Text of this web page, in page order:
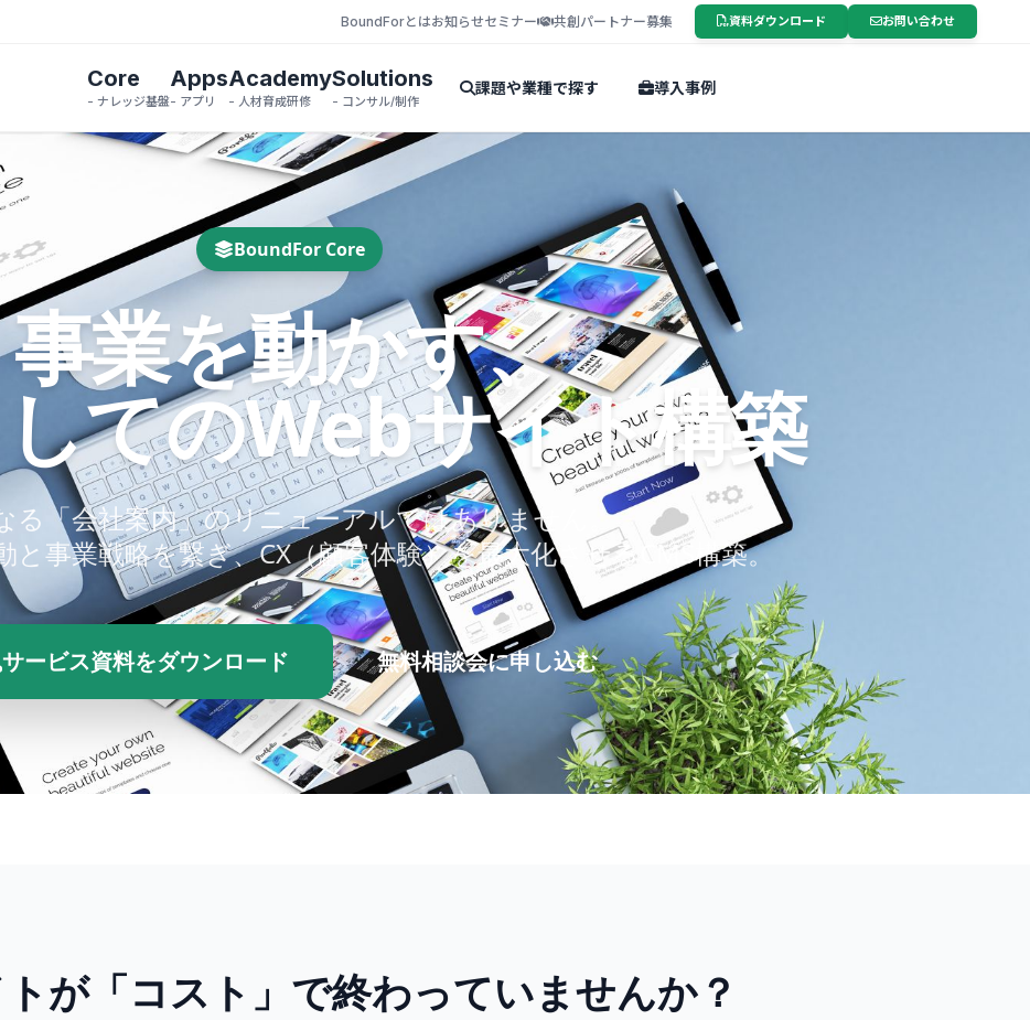
BoundForとはお知らせセミナー 共創パートナー募集 資料ダウンロード お問い合わせ
Core
- ナレッジ基盤
Apps
- アプリ
Academy
- 人材育成研修
Solutions
- コンサル/制作
課題や業種で探す 導入事例
BoundFor Core
事業を動かす、
てのWebサイト構築
る「会社案内」のリニューアルではありません。
と事業戦略を繋ぎ、CX（顧客体験）を最大化させるCMS構築。
サービス資料をダウンロード 無料相談会に申し込む
が「コスト」で終わっていませんか？